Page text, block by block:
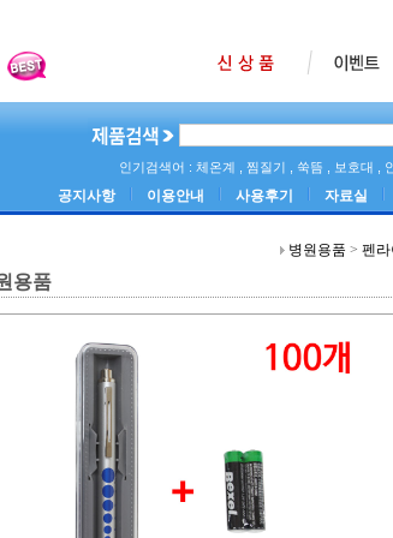
인기검색어 : 체온계 , 찜질기 , 쑥뜸 , 보호대 ,
공지사항 이용안내 사용후기 자료실
병원용품 > 펜라
용품